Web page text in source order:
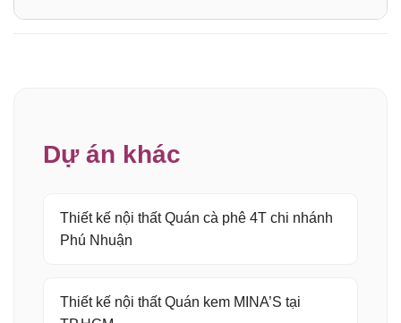
Dự án khác
Thiết kế nội thất Quán cà phê 4T chi nhánh
Phú Nhuận
Thiết kế nội thất Quán kem MINA’S tại